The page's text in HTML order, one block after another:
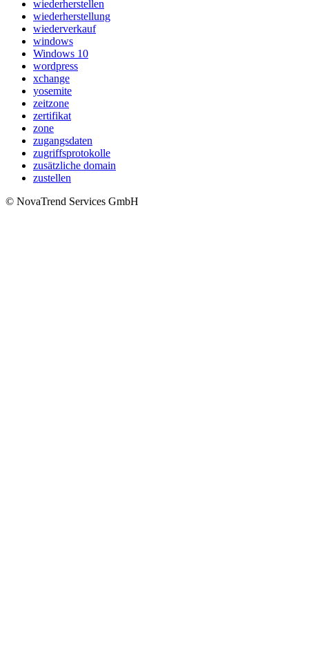
wiederherstellen
wiederherstellung
wiederverkauf
windows
Windows 10
wordpress
xchange
yosemite
zeitzone
zertifikat
zone
zugangsdaten
zugriffsprotokolle
zusätzliche domain
zustellen
© NovaTrend Services GmbH